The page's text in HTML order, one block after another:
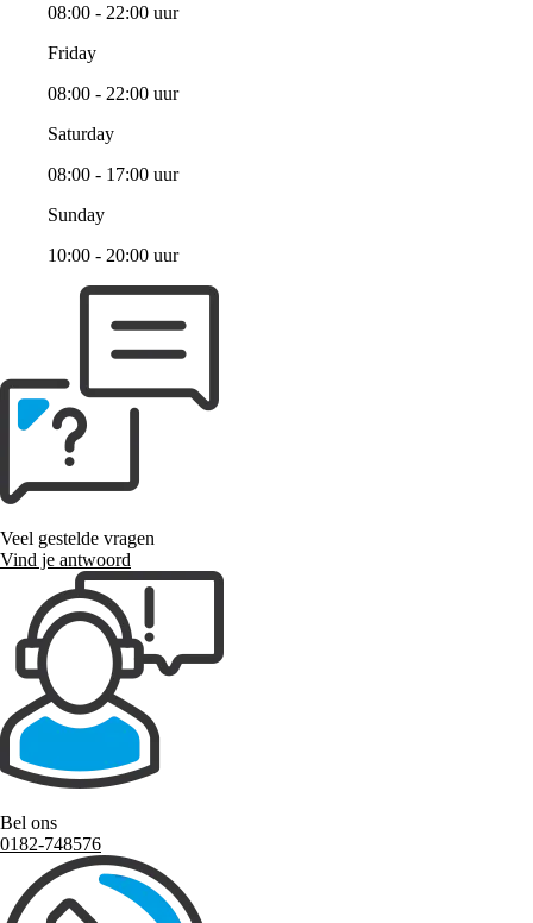
08:00 - 22:00 uur
Friday
08:00 - 22:00 uur
Saturday
08:00 - 17:00 uur
Sunday
10:00 - 20:00 uur
Veel gestelde vragen
Vind je antwoord
Bel ons
0182-748576